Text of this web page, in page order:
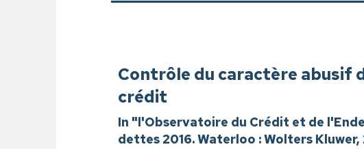
Contrôle du caractère abusif
crédit
In "l'Observatoire du Crédit et de
dettes 2016. Waterloo : Wolters Kluwer,